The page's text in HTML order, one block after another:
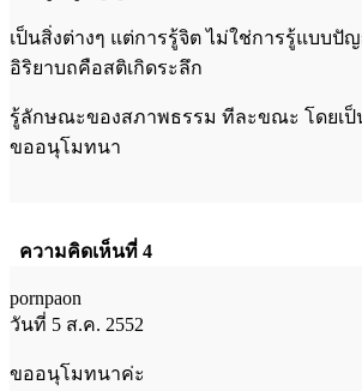
เป็นสิ่งต่างๆ แต่การรู้จิต ไม่ใช่การรู้แบบปั
อิริยาบถคือสติเกิดระลึก
รู้ลักษณะของสภาพธรรม ทีละขณะ โดยเ
ขออนุโมทนา
ความคิดเห็นที่ 4
pornpaon
วันที่ 5 ส.ค. 2552
ขออนุโมทนาค่ะ